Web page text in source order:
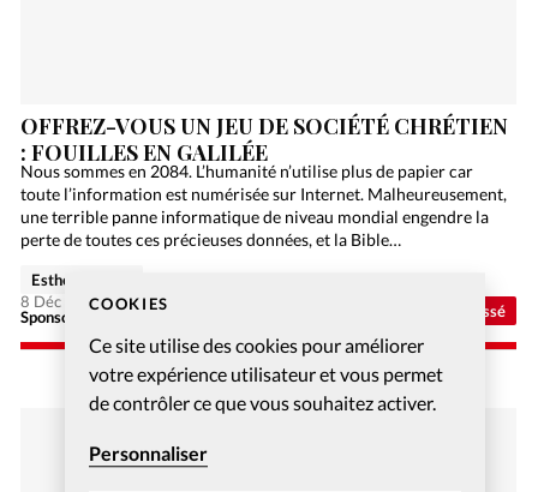
COOKIES
Ce site utilise des cookies pour améliorer
votre expérience utilisateur et vous permet
de contrôler ce que vous souhaitez activer.
Personnaliser
Non classé
OFFREZ-VOUS UN JEU DE SOCIÉTÉ CHRÉTIEN
: FOUILLES EN GALILÉE
Nous sommes en 2084. L’humanité n’utilise plus de papier car
toute l’information est numérisée sur Internet. Malheureusement,
une terrible panne informatique de niveau mondial engendre la
perte de toutes ces précieuses données, et la Bible…
Sponsorisé - Alliance Biblilque Française
Esther Hänggi
8 Déc 2020